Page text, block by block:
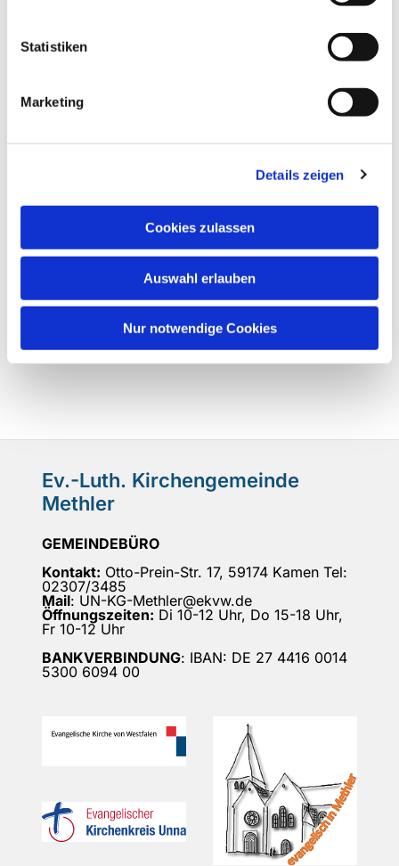
Statistiken
Marketing
Details zeigen
Cookies zulassen
Auswahl erlauben
Nur notwendige Cookies
Ev.-Luth. Kirchengemeinde
Methler
GEMEINDEBÜRO
Kontakt: Otto-Prein-Str. 17, 59174 Kamen Tel:
02307/3485
Mail: UN-KG-Methler@ekvw.de
Öffnungszeiten: Di 10-12 Uhr, Do 15-18 Uhr,
Fr 10-12 Uhr
BANKVERBINDUNG: IBAN: DE 27 4416 0014
5300 6094 00